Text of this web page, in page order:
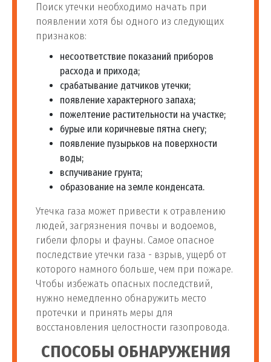
Поиск утечки необходимо начать при
появлении хотя бы одного из следующих
признаков:
несоответствие показаний приборов
расхода и прихода;
срабатывание датчиков утечки;
появление характерного запаха;
пожелтение растительности на участке;
бурые или коричневые пятна снегу;
появление пузырьков на поверхности
воды;
вспучивание грунта;
образование на земле конденсата.
Утечка газа может привести к отравлению
людей, загрязнения почвы и водоемов,
гибели флоры и фауны. Самое опасное
последствие утечки газа - взрыв, ущерб от
которого намного больше, чем при пожаре.
Чтобы избежать опасных последствий,
нужно немедленно обнаружить место
протечки и принять меры для
восстановления целостности газопровода.
СПОСОБЫ ОБНАРУЖЕНИЯ